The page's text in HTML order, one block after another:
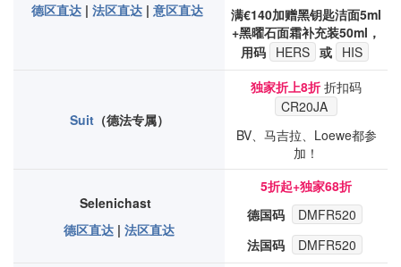
德区直达 | 法区直达 | 意区直达
满€140加赠黑钥匙洁面5ml
+黑曜石面霜补充装50ml，
用码
HERS 或 HIS
Suit（德法专属）
独家折上8折 折扣码
CR20JA
BV、马吉拉、Loewe都参
加！
Selenichast
德区直达 | 法区直达
5折起+独家68折
德国码
DMFR520
法国码
DMFR520